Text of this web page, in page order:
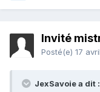
Invité
Posté(e) 17
JexSavoie a dit :